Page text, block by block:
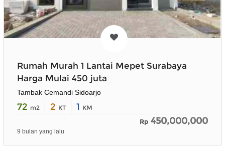
Rumah Murah 1 Lantai Mepet Surabaya
Harga Mulai 450 juta
Tambak Cemandi Sidoarjo
72 m2 2 KT 1 KM
Rp 450,000,000
9 bulan yang lalu